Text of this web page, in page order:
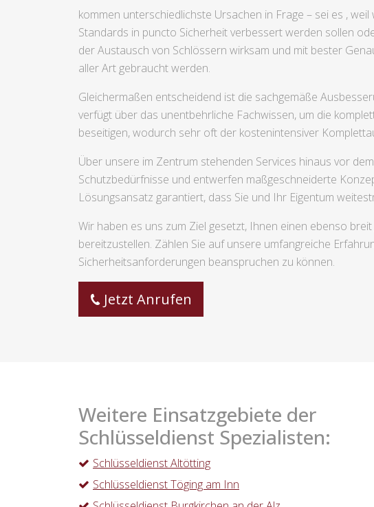
kommen unterschiedlichste Ursachen in Frage – sei es ,
Standards in puncto Sicherheit verbessert werden sollen
der Austausch von Schlössern wirksam und mit bester
aller Art gebraucht werden.
Gleichermaßen entscheidend ist die sachgemäße
verfügt über das unentbehrliche Fachwissen, um die
beseitigen, wodurch sehr oft der kostenintensiver
Über unsere im Zentrum stehenden Services hinaus vor
Schutzbedürfnisse und entwerfen maßgeschneiderte
Lösungsansatz garantiert, dass Sie und Ihr Eigentum
Wir haben es uns zum Ziel gesetzt, Ihnen einen ebenso
bereitzustellen. Zählen Sie auf unsere umfangreiche
Sicherheitsanforderungen beanspruchen zu können.
Jetzt Anrufen
Weitere Einsatzgebiete der
Schlüsseldienst Spezialisten:
Schlüsseldienst Altötting
Schlüsseldienst Töging am Inn